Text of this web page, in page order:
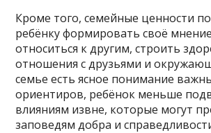
Кроме того, семейные ценности
ребёнку формировать своё
относиться к другим, строить
отношения с друзьями и
семье есть ясное понимание
ориентиров, ребёнок меньше
влияниям извне, которые могут
заповедям добра и